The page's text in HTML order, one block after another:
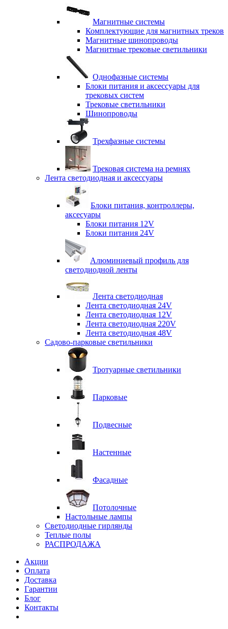
Магнитные системы
Комплектующие для магнитных треков
Магнитные шинопроводы
Магнитные трековые светильники
Однофазные системы
Блоки питания и аксессуары для
трековых систем
Трековые светильники
Шинопроводы
Трехфазные системы
Трековая система на ремнях
Лента светодиодная и аксессуары
Блоки питания, контроллеры,
аксесуары
Блоки питания 12V
Блоки питания 24V
Алюминиевый профиль для
светодиодной ленты
Лента светодиодная
Лента светодиодная 24V
Лента светодиодная 12V
Лента светодиодная 220V
Лента светодиодная 48V
Садово-парковые светильники
Тротуарные светильники
Парковые
Подвесные
Настенные
Фасадные
Потолочные
Настольные лампы
Светодиодные гирлянды
Теплые полы
РАСПРОДАЖА
Акции
Оплата
Доставка
Гарантии
Блог
Контакты